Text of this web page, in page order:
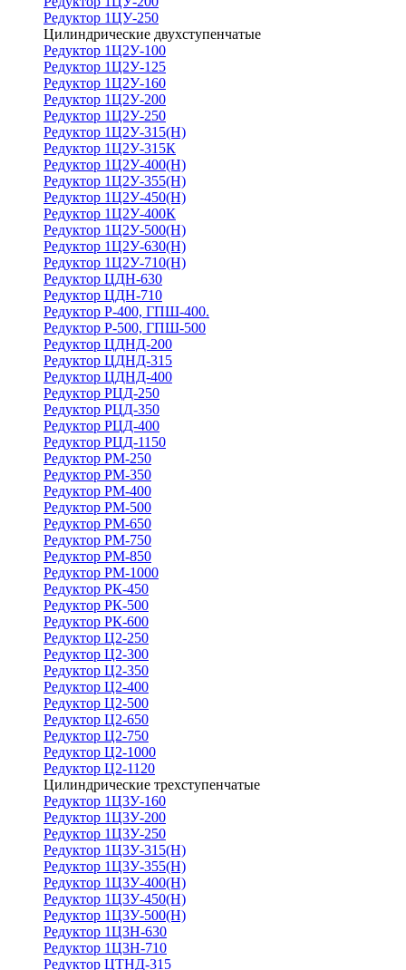
Редуктор 1ЦУ-250
Цилиндрические двухступенчатые
Редуктор 1Ц2У-100
Редуктор 1Ц2У-125
Редуктор 1Ц2У-160
Редуктор 1Ц2У-200
Редуктор 1Ц2У-250
Редуктор 1Ц2У-315(Н)
Редуктор 1Ц2У-315К
Редуктор 1Ц2У-400(Н)
Редуктор 1Ц2У-355(Н)
Редуктор 1Ц2У-450(Н)
Редуктор 1Ц2У-400К
Редуктор 1Ц2У-500(Н)
Редуктор 1Ц2У-630(Н)
Редуктор 1Ц2У-710(Н)
Редуктор ЦДН-630
Редуктор ЦДН-710
Редуктор Р-400, ГПШ-400.
Редуктор Р-500, ГПШ-500
Редуктор ЦДНД-200
Редуктор ЦДНД-315
Редуктор ЦДНД-400
Редуктор РЦД-250
Редуктор РЦД-350
Редуктор РЦД-400
Редуктор РЦД-1150
Редуктор РМ-250
Редуктор РМ-350
Редуктор РМ-400
Редуктор РМ-500
Редуктор РМ-650
Редуктор РМ-750
Редуктор РМ-850
Редуктор РМ-1000
Редуктор РК-450
Редуктор РК-500
Редуктор РК-600
Редуктор Ц2-250
Редуктор Ц2-300
Редуктор Ц2-350
Редуктор Ц2-400
Редуктор Ц2-500
Редуктор Ц2-650
Редуктор Ц2-750
Редуктор Ц2-1000
Редуктор Ц2-1120
Цилиндрические трехступенчатые
Редуктор 1Ц3У-160
Редуктор 1Ц3У-200
Редуктор 1Ц3У-250
Редуктор 1Ц3У-315(Н)
Редуктор 1Ц3У-355(Н)
Редуктор 1Ц3У-400(Н)
Редуктор 1Ц3У-450(Н)
Редуктор 1Ц3У-500(Н)
Редуктор 1Ц3Н-630
Редуктор 1Ц3Н-710
Редуктор ЦТНД-315